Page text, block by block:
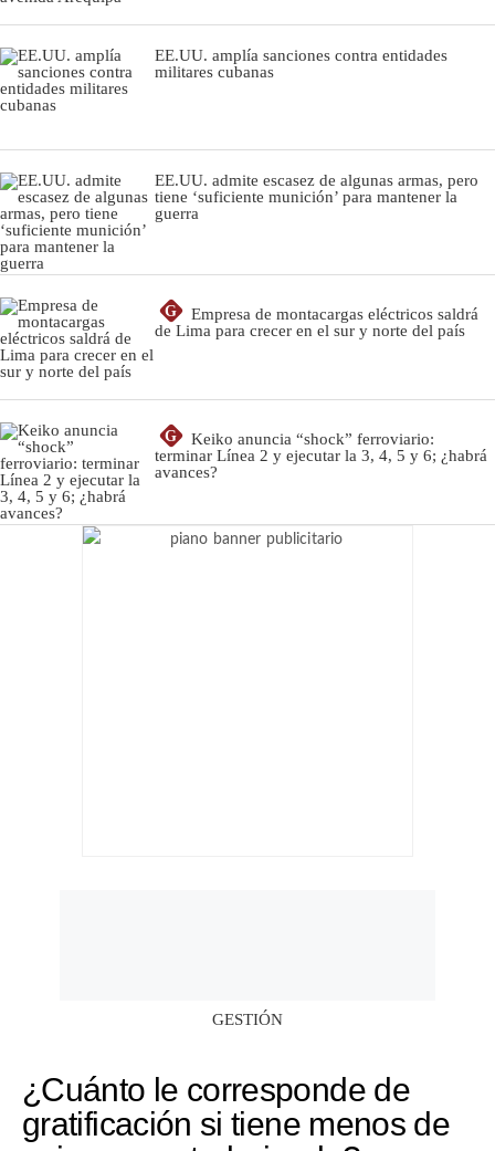
EE.UU. amplía sanciones contra entidades
militares cubanas
EE.UU. admite escasez de algunas armas, pero
tiene ‘suficiente munición’ para mantener la
guerra
G
Empresa de montacargas eléctricos saldrá
de Lima para crecer en el sur y norte del país
G
Keiko anuncia “shock” ferroviario:
terminar Línea 2 y ejecutar la 3, 4, 5 y 6; ¿habrá
avances?